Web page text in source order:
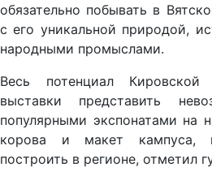
обязательно побывать в
с его уникальной природой,
народными промыслами.
Весь потенциал
выставки представить
популярными экспонатами на
корова и макет кампуса,
построить в регионе, отметил